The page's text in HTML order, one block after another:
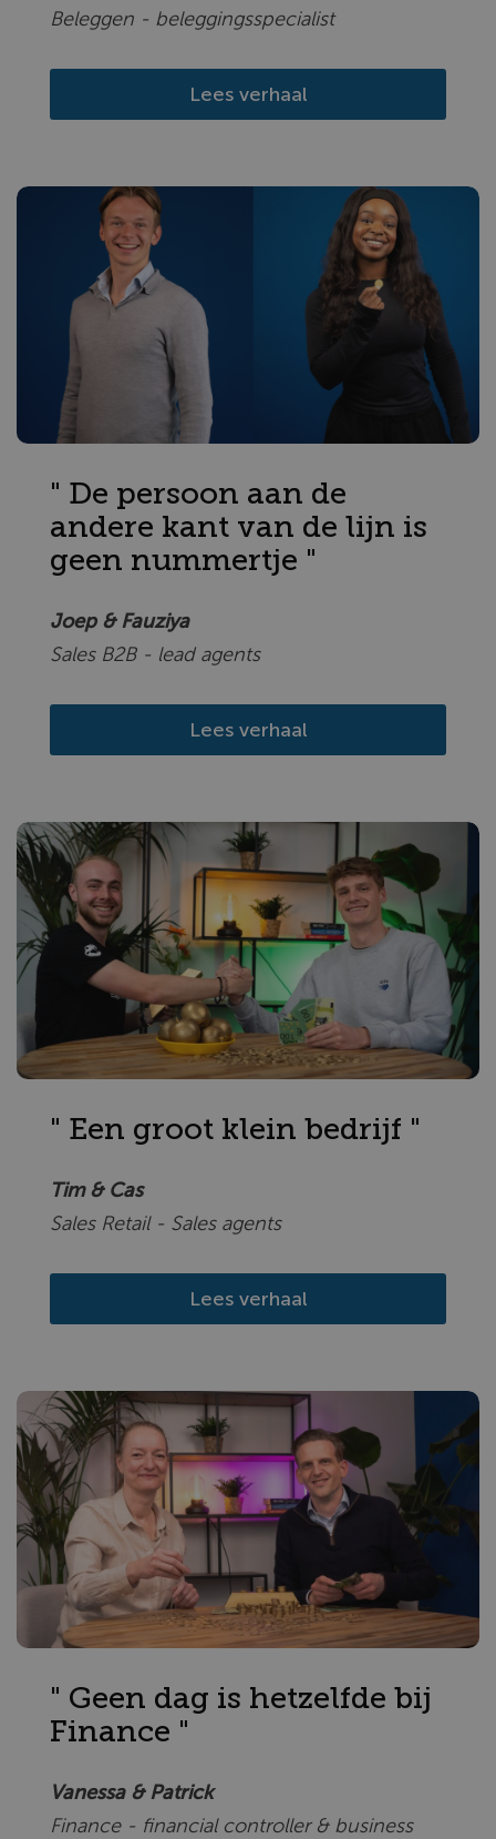
Beleggen - beleggingsspecialist
Lees verhaal
" De persoon aan de
andere kant van de lijn is
geen nummertje "
Joep & Fauziya
Sales B2B - lead agents
Lees verhaal
" Een groot klein bedrijf "
Tim & Cas
Sales Retail - Sales agents
Lees verhaal
" Geen dag is hetzelfde bij
Finance "
Vanessa & Patrick
Finance - financial controller & business